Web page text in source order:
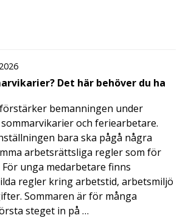
Det här behöver du ha
bemanningen under
och feriearbetare.
bara ska pågå några
arbetsrättsliga regler som för
unga medarbetare finns
regler kring arbetstid, arbetsmiljö
Sommaren är för många
steget in på …